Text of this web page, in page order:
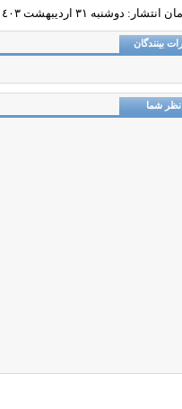
انتشار: دوشنبه ٣١ ارديبهشت ١٤٠٣ - ١٥:١٤ |
بینندگان
نظر شما